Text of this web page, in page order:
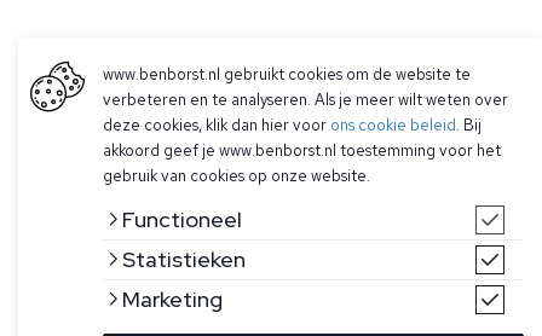
www.benborst.nl gebruikt cookies om de website te
verbeteren en te analyseren. Als je meer wilt weten over
deze cookies, klik dan hier voor ons cookie beleid. Bij
akkoord geef je www.benborst.nl toestemming voor het
gebruik van cookies op onze website.
Functioneel
Statistieken
Marketing